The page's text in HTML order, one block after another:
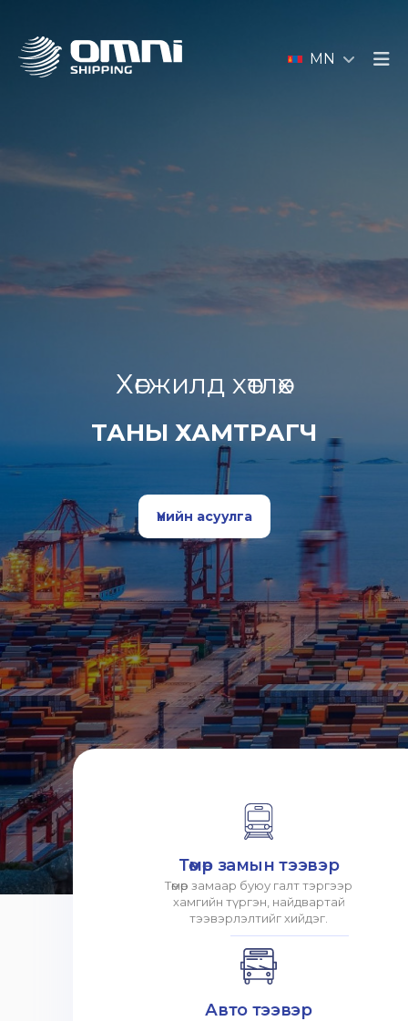
MN
Хөгжилд хөтлөх
ТАНЫ ХАМТРАГЧ
Үнийн асуулга
Төмөр замын тээвэр
Төмөр замаар буюу галт тэргээр
хамгийн түргэн, найдвартай
тээвэрлэлтийг хийдэг.
Авто тээвэр